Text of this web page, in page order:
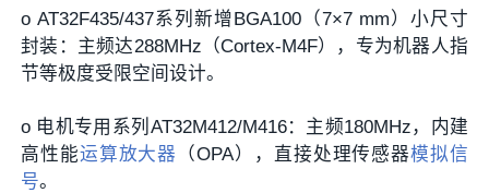
oAT32F435/437系列新增BGA100（7×7 mm）小尺寸
封装 ：主频达288MHz（Cortex-M4F），专为机器人指
节等极度受限空间设计。
o 电机专用系列AT32M412/M416：主频180MHz，内建
高性能运算放大器 （OPA），直接处理传感器模拟信
号。